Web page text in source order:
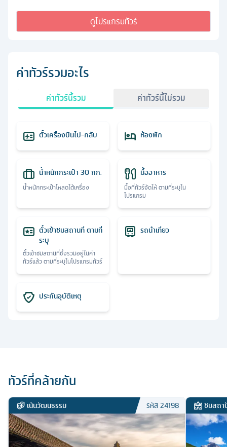
ดูโปรแกรมทัวร์
ค่าทัวร์รวมอะไร
ค่าทัวร์นี้รวม ค่าทัวร์นี้ไม่รวม
ตั๋วเครื่องบินไป-กลับ ห้องพัก
น้ำหนักกระเป๋า 30 กก.
น้ำหนักกระเป๋าโหลดใต้เครื่อง
มื้ออาหาร
มื้อที่ทัวร์จัดให้ ตามที่ระบุใน
โปรแกรม
ตั๋วเข้าชมสถานที่ ตามที่
ระบุ
ตั๋วเข้าชมสถานที่ซึ่งรวมอยู่ในค่า
ทัวร์แล้ว ตามที่ระบุในโปรแกรมทัวร์
รถนำเที่ยว
ประกันอุบัติเหตุ
ทัวร์ที่คล้ายกัน
เน้นวัฒนธรรม รหัส24198 ชมสถ